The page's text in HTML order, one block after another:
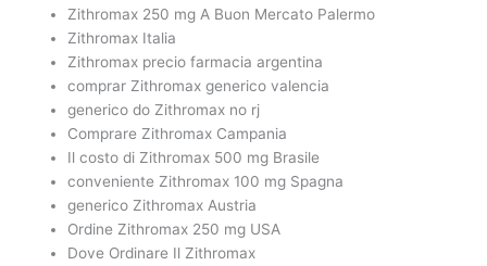
Zithromax 250 mg A Buon Mercato Palermo
Zithromax Italia
Zithromax precio farmacia argentina
comprar Zithromax generico valencia
generico do Zithromax no rj
Comprare Zithromax Campania
Il costo di Zithromax 500 mg Brasile
conveniente Zithromax 100 mg Spagna
generico Zithromax Austria
Ordine Zithromax 250 mg USA
Dove Ordinare Il Zithromax